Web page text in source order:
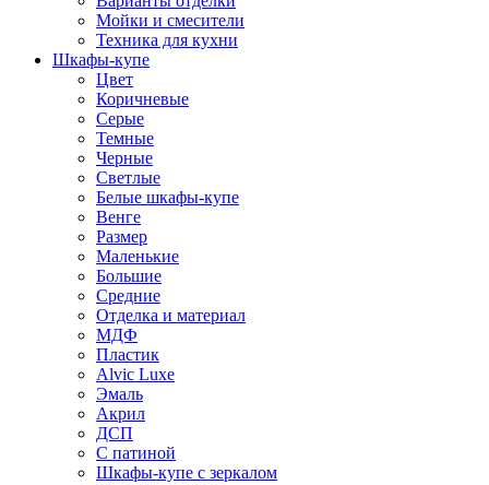
Мойки и смесители
Техника для кухни
Шкафы-купе
Цвет
Коричневые
Серые
Темные
Черные
Светлые
Белые шкафы-купе
Венге
Размер
Маленькие
Большие
Средние
Отделка и материал
МДФ
Пластик
Alvic Luxe
Эмаль
Акрил
ДСП
С патиной
Шкафы-купе с зеркалом